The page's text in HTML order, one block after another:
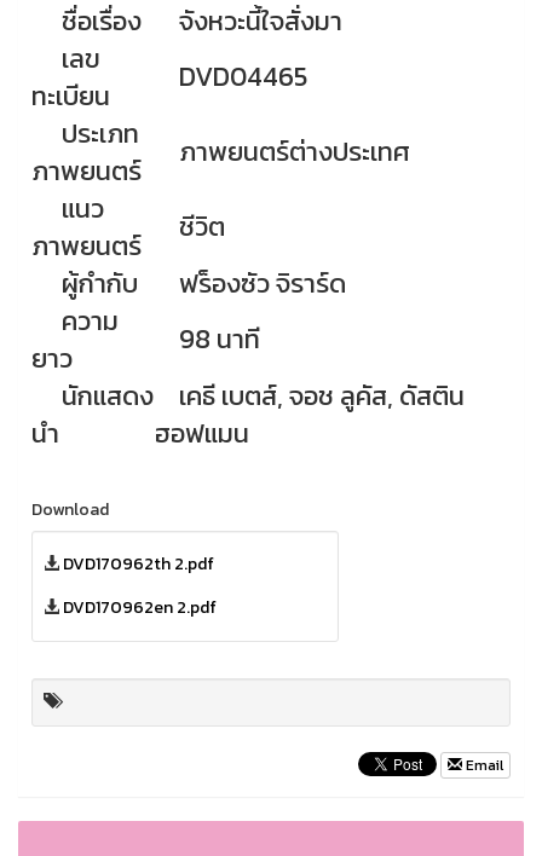
ชื่อเรื่อง
จังหวะนี้ใจสั่งมา
เลข
ทะเบียน
DVD04465
ประเภท
ภาพยนตร์
ภาพยนตร์ต่างประเทศ
แนว
ภาพยนตร์
ชีวิต
ผู้กำกับ
ฟร็องซัว จิราร์ด
ความ
ยาว
98 นาที
นักแสดง
นำ
เคธี เบตส์, จอช ลูคัส, ดัสติน
ฮอฟแมน
Download
DVD170962th 2.pdf
DVD170962en 2.pdf
Email